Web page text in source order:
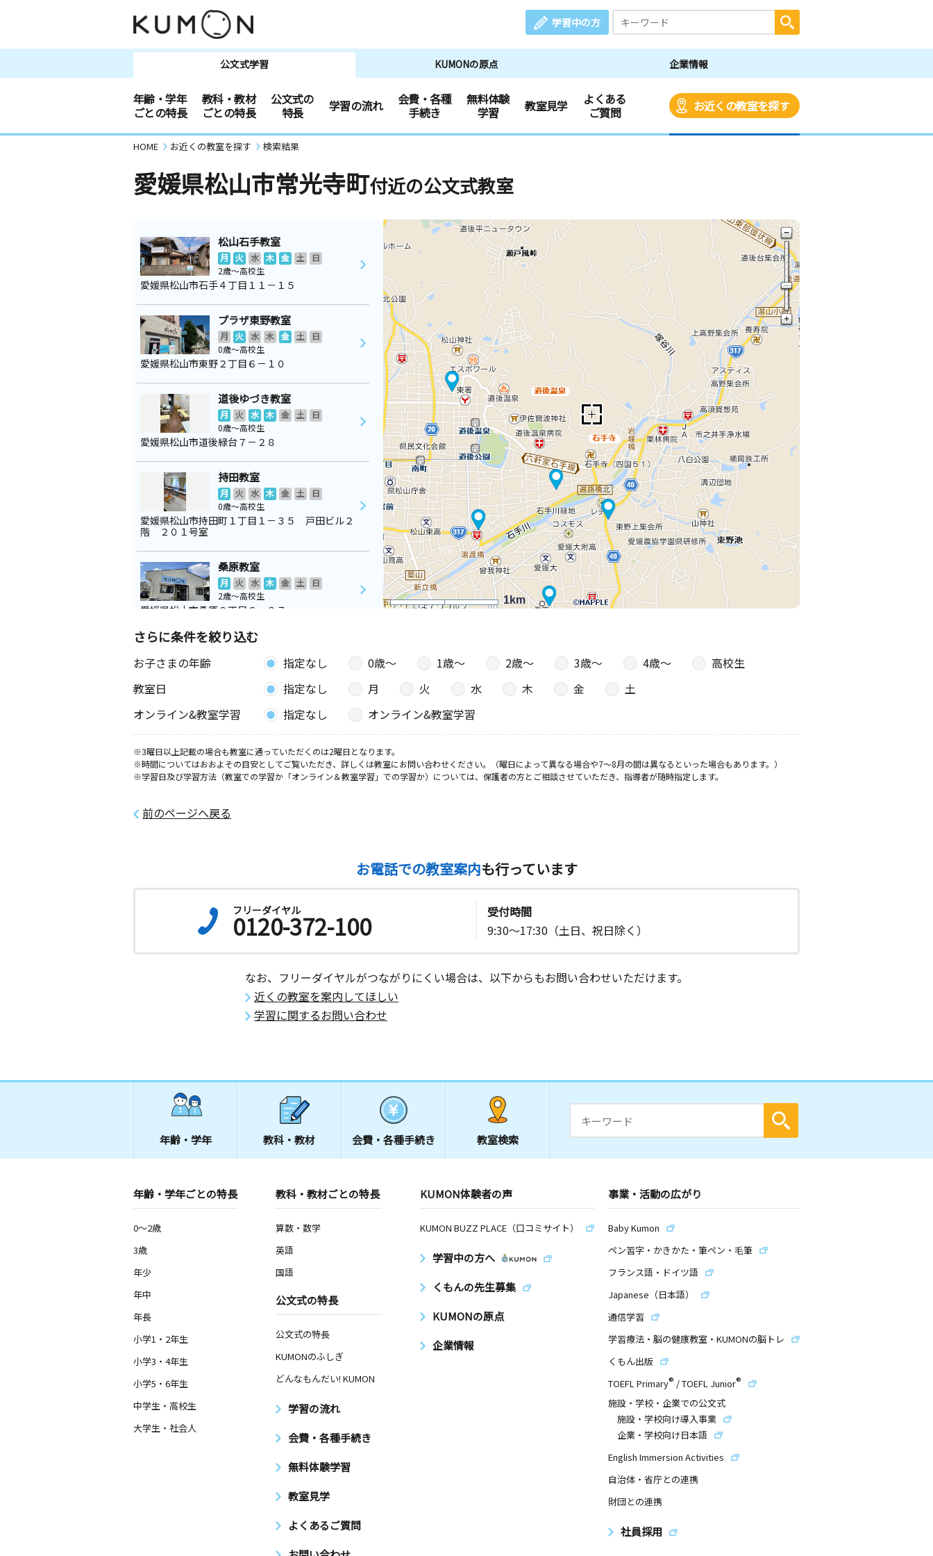
学習中の方
公文式学習 KUMONの原点 企業情報
年齢・学年
ごとの特長
教科・教材
ごとの特長
公文式の
特長
学習の流れ
会費・各種
手続き
無料体験
学習
教室見学
よくある
ご質問
お近くの教室を探す
HOME お近くの教室を探す 検索結果
愛媛県松山市常光寺町付近の公文式教室
1km
松山石手教室
月 火 水 木 金 土
日
2歳～高校生
愛媛県松山市石手４丁目１１－１５
プラザ東野教室
月 火 水 木 金 土
日
0歳～高校生
愛媛県松山市東野２丁目６－１０
道後ゆづき教室
月 火 水 木 金 土
日
0歳～高校生
愛媛県松山市道後緑台７－２８
持田教室
月 火 水 木 金 土
日
0歳～高校生
愛媛県松山市持田町１丁目１－３５ 戸田ビル２
階 ２０１号室
桑原教室
月 火 水 木 金 土
日
2歳～高校生
愛媛県松山市桑原２丁目６－３７
さらに条件を絞り込む
お子さまの年齢 指定なし 0歳〜 1歳〜 2歳〜 3歳〜 4歳〜
高校生
教室日
指定なし 月 火 水 木 金
土
オンライン&教室学習
指定なし オンライン&教室学習
※3曜日以上記載の場合も教室に通っていただくのは2曜日となります。
※時間についてはおおよその目安としてご覧いただき、詳しくは教室にお問い合わせください。（曜日によって異なる場合や7～8月の間は異なるといった場合もあります。）
※学習日及び学習方法（教室での学習か「オンライン＆教室学習」での学習か）については、保護者の方とご相談させていただき、指導者が随時指定します。
前のページへ戻る
お電話での教室案内も行っています
フリーダイヤル
0120-372-100
受付時間
9:30～17:30（土日、祝日除く）
なお、フリーダイヤルがつながりにくい場合は、以下からもお問い合わせいただけます。
近くの教室を案内してほしい
学習に関するお問い合わせ
年齢・学年 教科・教材 会費・ 各種手続き 教室検索
年齢・学年ごとの特長
0～2歳
3歳
年少
年中
年長
小学1・2年生
小学3・4年生
小学5・6年生
中学生・高校生
大学生・社会人
教科・教材ごとの特長
算数・数学
英語
国語
公文式の特長
公文式の特長
KUMONのふしぎ
どんなもんだい! KUMON
学習の流れ
会費・各種手続き
無料体験学習
教室見学
よくあるご質問
KUMON体験者の声
KUMON BUZZ PLACE（口コミサイト）
学習中の方へ
くもんの先生募集
KUMONの原点
企業情報
事業・活動の広がり
Baby Kumon
ペン習字・かきかた・筆ペン・毛筆
フランス語・ドイツ語
Japanese（日本語）
通信学習
学習療法・脳の健康教室・KUMONの脳トレ
くもん出版
TOEFL Primary® /TOEFL Junior®
施設・学校・企業での公文式
施設・学校向け導入事業
企業・学校向け日本語
English Immersion Activities
自治体・省庁との連携
財団との連携
社員採用